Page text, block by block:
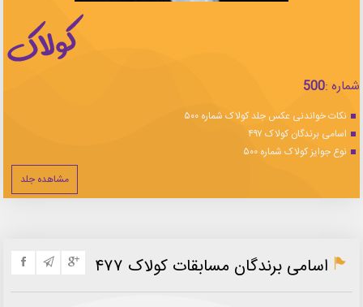
شماره :500
نکات خواندنی عکس جلد کولاک شماره ۵۰۰
اسامی برندگان کولاک ۴۹۷
نوع جوایز کولاک شماره ۵۰۰
مشاهده جلد
اسامی برندگان مسابقات کولاک ۴۷۷